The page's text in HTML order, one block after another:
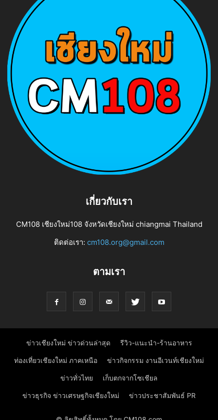
เกี่ยวกับเรา
CM108 เชียงใหม่108 จังหวัดเชียงใหม่ chiangmai Thailand
ติดต่อเรา: cm108.org@gmail.com
ตามเรา
ข่าวเชียงใหม่ ข่าวด่วนล่าสุด รีวิว-แนะนำ-ร้านอาหาร
ท่องเที่ยวเชียงใหม่ ภาคเหนือ ข่าวกิจกรรม งานอีเวนท์เชียงใหม่
ข่าวทั่วไทย เก็บตกจากโซเชียล
ข่าวธุรกิจ ข่าวเศรษฐกิจเชียงใหม่ ข่าวประชาสัมพันธ์ PR